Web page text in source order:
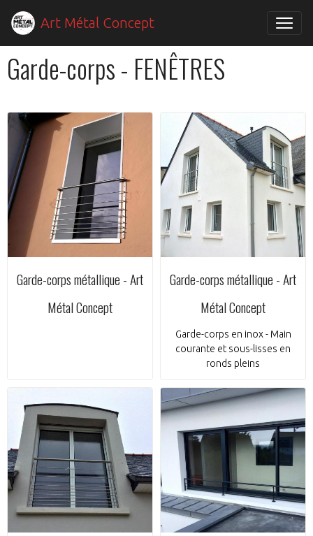
Art Métal Concept
Garde-corps - FENÊTRES
Garde-corps métallique - Art
Métal Concept
Garde-corps métallique - Art
Métal Concept
Garde-corps en inox - Main
courante et sous-lisses en
ronds pleins